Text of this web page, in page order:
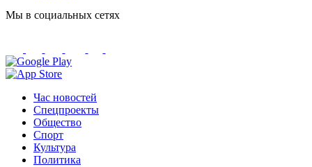
Мы в социальных сетях
Час новостей
Спецпроекты
Общество
Спорт
Культура
Политика